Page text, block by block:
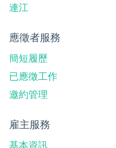
連江
應徵者服務
簡短履歷
已應徵工作
邀約管理
雇主服務
基本資訊